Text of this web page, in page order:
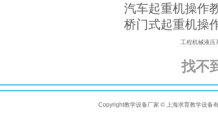
汽车起重机操作
桥门式起重机操
工程机械液压
找不
Copyright教学设备厂家 © 上海求育教学设备